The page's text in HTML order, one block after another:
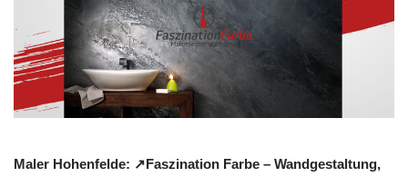
Maler Hohenfelde: ↗️Faszination Farbe – Wandgestaltung,